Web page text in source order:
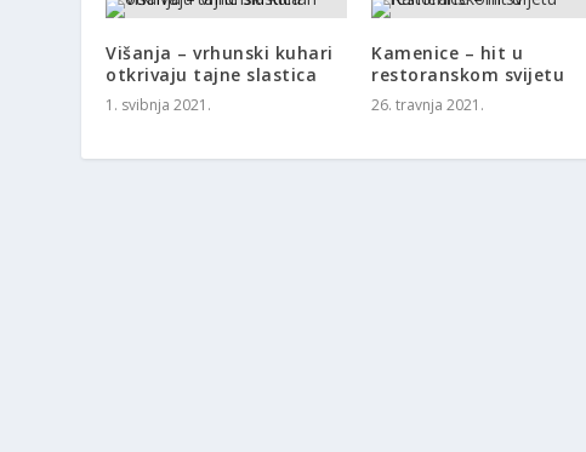
Višanja – vrhunski kuhari
otkrivaju tajne slastica
1. svibnja 2021.
Kamenice – hit u
restoranskom svijetu
26. travnja 2021.